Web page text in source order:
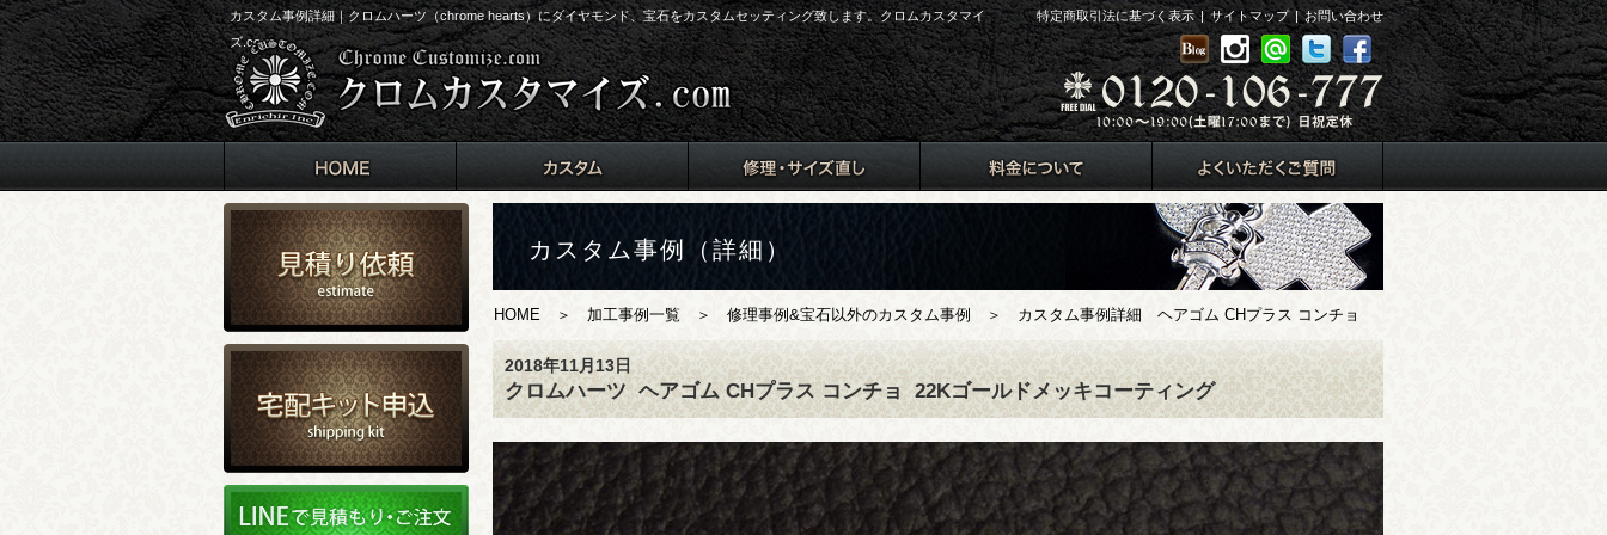
カスタム事例詳細｜クロムハーツ（chrome hearts）にダイヤモンド、宝石をカスタムセッティング致します。クロムカスタマイ
ズ.com
お問い合わせ
|
サイトマップ
|
特定商取引法に基づく表示
カスタム事例（詳細）
HOME ＞ 加工事例一覧 ＞ 修理事例&宝石以外のカスタム事例 ＞ カスタム事例詳細 ヘアゴム CHプラス コンチョ
2018年11月13日
クロムハーツ ヘアゴム CHプラス コンチョ 22Kゴールドメッキコーティング